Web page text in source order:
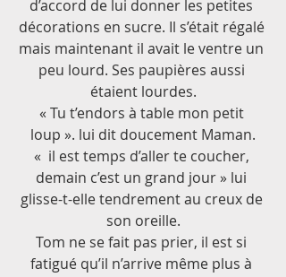
d’accord de lui donner les petites
décorations en sucre. Il s’était régalé
mais maintenant il avait le ventre un
peu lourd. Ses paupières aussi
étaient lourdes.
« Tu t’endors à table mon petit
loup ». lui dit doucement Maman.
«  il est temps d’aller te coucher,
demain c’est un grand jour » lui
glisse-t-elle tendrement au creux de
son oreille.
Tom ne se fait pas prier, il est si
fatigué qu’il n’arrive même plus à